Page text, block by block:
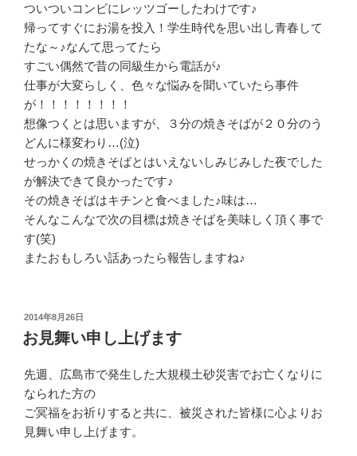
ついついコンビにレッツゴーしたわけです♪
帰ってすぐにお湯を投入！学生時代を思い出し青春して
たな～♪なんて思ってたら
すごい偶然で昔の同級生から電話が♪
仕事が大変らしく、色々な悩みを聞いていたら事件
が！！！！！！！！
想像つくとは思いますが、３分の焼きそばが２０分のう
どんに様変わり…(泣)
せっかくの焼きそばとはいえないしみじみした夜でした
が解決できて良かったです♪
その焼きそばはキチンと食べました♪味は…
そんなこんなで次の目標は焼きそばを美味しく頂く事で
す(笑)
またおもしろい話あったら報告しますね♪
投
稿
日:
2014年8月26日
お見舞い申し上げます
先週、広島市で発生した大規模土砂災害でお亡くなりに
なられた方の
ご冥福をお祈りすると共に、被災された皆様に心よりお
見舞い申し上げます。